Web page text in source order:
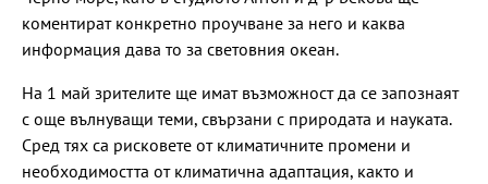
коментират конкретно проучване за него и каква
информация дава то за световния океан.
На 1 май зрителите ще имат възможност да се запознаят
с още вълнуващи теми, свързани с природата и науката.
Сред тях са рисковете от климатичните промени и
необходимостта от климатична адаптация, както и